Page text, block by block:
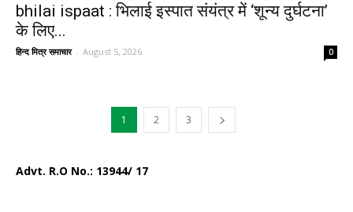
bhilai ispaat : भिलाई इस्पात संयंत्र में ‘शून्य दुर्घटना’
के लिए...
हिन्द मित्र समाचार - August 5, 2026 0
1 2 3
Advt. R.O No.: 13944/ 17